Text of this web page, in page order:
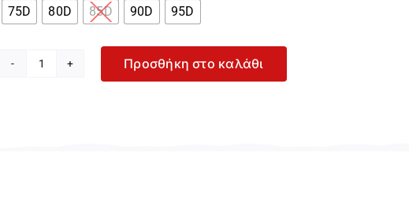
75D 80D 85D 90D 95D
Triumph
Προσθήκη στο καλάθι